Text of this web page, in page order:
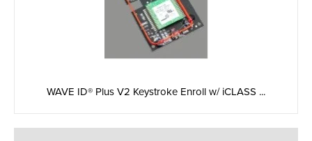
WAVE ID® Plus V2 Keystroke Enroll w/ iCLASS ...